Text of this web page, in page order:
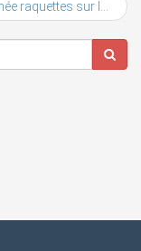
Randonnée raquettes sur le massif du St Barthélémy